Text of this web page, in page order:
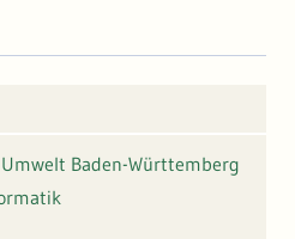
Baden-Württemberg